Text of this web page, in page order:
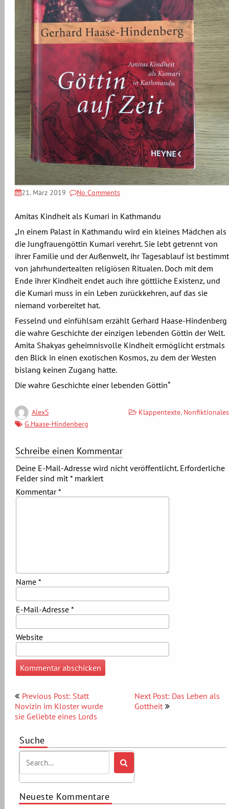
21. März 2019 No Comments
Amitas Kindheit als Kumari in Kathmandu
„In einem Palast in Kathmandu wird ein kleines Mädchen als
die Jungfrauengöttin Kumari verehrt. Sie lebt getrennt von
ihrer Familie und der Außenwelt, ihr Tagesablauf ist bestimmt
von jahrhundertealten religiösen Ritualen. Doch mit dem
Ende ihrer Kindheit endet auch ihre göttliche Existenz, und
die Kumari muss in ein Leben zurückkehren, auf das sie
niemand vorbereitet hat.
Fesselnd und einfühlsam erzählt Gerhard Haase-Hindenberg
die wahre Geschichte der einzigen lebenden Göttin der Welt.
Amita Shakyas geheimnisvolle Kindheit ermöglicht erstmals
den Blick in einen exotischen Kosmos, zu dem der Westen
bislang keinen Zugang hatte.
Die wahre Geschichte einer lebenden Göttin“
AlexS Klappentexte, Nonfiktionales
G.Haase-Hindenberg
Schreibe einen Kommentar
Deine E-Mail-Adresse wird nicht veröffentlicht. Erforderliche
Felder sind mit*markiert
Kommentar*
Name *
E-Mail-Adresse *
Website
Beitragsnavigation
Previous Post: Statt
Novizin im Kloster wurde
sie Geliebte eines Lords
Next Post: Das Leben als
Gottheit
Suche
Neueste Kommentare